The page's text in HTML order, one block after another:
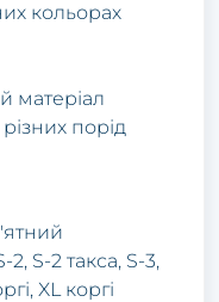
кольорах
матеріал
порід
2, S-2 такса, S-3,
XL коргі